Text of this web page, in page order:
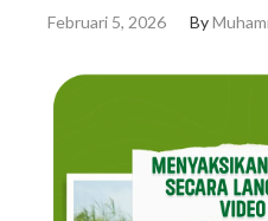
Februari 5, 2026 By